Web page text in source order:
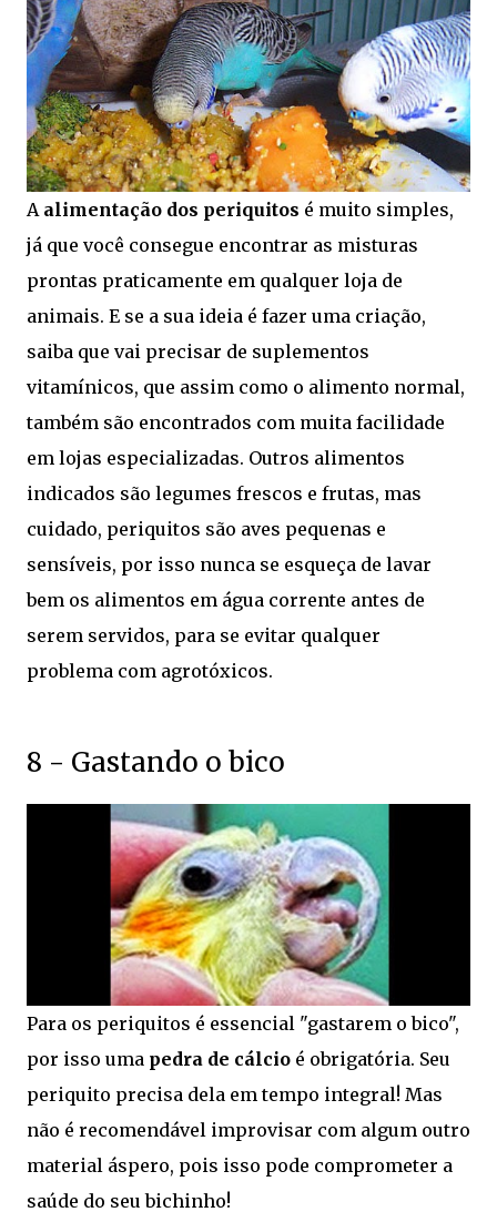
A alimentação dos periquitos é muito simples,
já que você consegue encontrar as misturas
prontas praticamente em qualquer loja de
animais. E se a sua ideia é fazer uma criação,
saiba que vai precisar de suplementos
vitamínicos, que assim como o alimento normal,
também são encontrados com muita facilidade
em lojas especializadas. Outros alimentos
indicados são legumes frescos e frutas, mas
cuidado, periquitos são aves pequenas e
sensíveis, por isso nunca se esqueça de lavar
bem os alimentos em água corrente antes de
serem servidos, para se evitar qualquer
problema com agrotóxicos.
8 - Gastando o bico
Para os periquitos é essencial "gastarem o bico",
por isso uma pedra de cálcio é obrigatória. Seu
periquito precisa dela em tempo integral! Mas
não é recomendável improvisar com algum outro
material áspero, pois isso pode comprometer a
saúde do seu bichinho!